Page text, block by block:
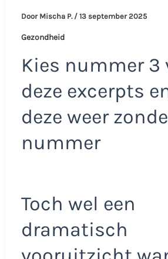
Door Mischa P. / 13 september 2025
Gezondheid
Kies nummer 3
deze excerpts
deze weer
nummer
Toch wel een
dramatisch